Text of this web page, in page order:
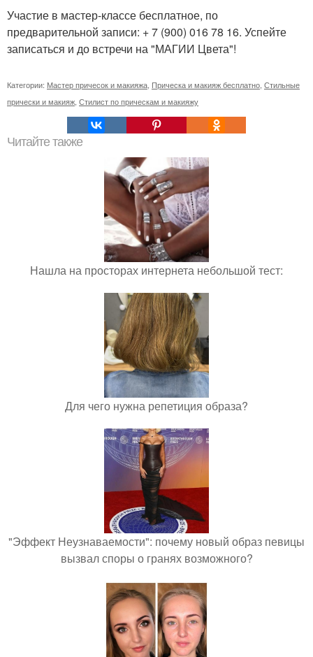
Участие в мастер-классе бесплатное, по
предварительной записи: + 7 (900) 016 78 16. Успейте
записаться и до встречи на "МАГИИ Цвета"!
Категории: Мастер причесок и макияжа Прическа и макияж бесплатно Стильные
прически и макияж Стилист по прическам и макияжу
Читайте также
Нашла на просторах интернета небольшой тест:
Для чего нужна репетиция образа?
"Эффект Неузнаваемости": почему новый образ певицы
вызвал споры о гранях возможного?